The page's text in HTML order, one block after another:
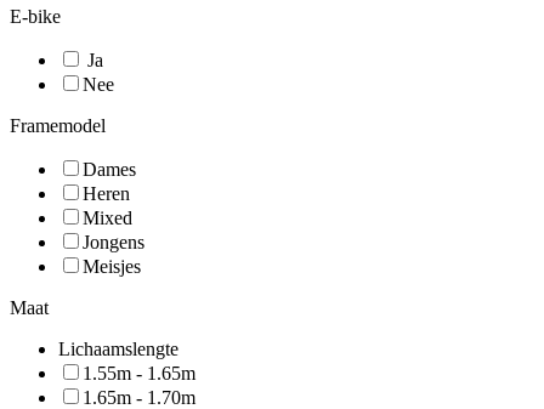
E-bike
Ja
Nee
Framemodel
Dames
Heren
Mixed
Jongens
Meisjes
Maat
Lichaamslengte
1.55m - 1.65m
1.65m - 1.70m